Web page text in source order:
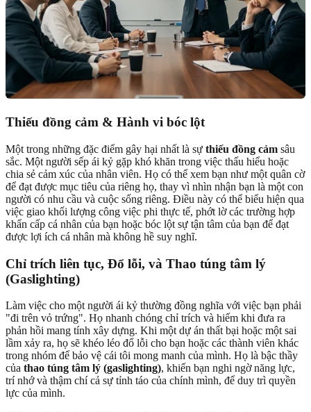
Thiếu đồng cảm & Hành vi bóc lột
Một trong những đặc điểm gây hại nhất là sự thiếu đồng cảm sâu
sắc. Một người sếp ái kỷ gặp khó khăn trong việc thấu hiểu hoặc
chia sẻ cảm xúc của nhân viên. Họ có thể xem bạn như một quân cờ
để đạt được mục tiêu của riêng họ, thay vì nhìn nhận bạn là một con
người có nhu cầu và cuộc sống riêng. Điều này có thể biểu hiện qua
việc giao khối lượng công việc phi thực tế, phớt lờ các trường hợp
khẩn cấp cá nhân của bạn hoặc bóc lột sự tận tâm của bạn để đạt
được lợi ích cá nhân mà không hề suy nghĩ.
Chỉ trích liên tục, Đổ lỗi, và Thao túng tâm lý
(Gaslighting)
Làm việc cho một người ái kỷ thường đồng nghĩa với việc bạn phải
"đi trên vỏ trứng". Họ nhanh chóng chỉ trích và hiếm khi đưa ra
phản hồi mang tính xây dựng. Khi một dự án thất bại hoặc một sai
lầm xảy ra, họ sẽ khéo léo đổ lỗi cho bạn hoặc các thành viên khác
trong nhóm để bảo vệ cái tôi mong manh của mình. Họ là bậc thầy
của thao túng tâm lý (gaslighting), khiến bạn nghi ngờ năng lực,
trí nhớ và thậm chí cả sự tỉnh táo của chính mình, để duy trì quyền
lực của mình.